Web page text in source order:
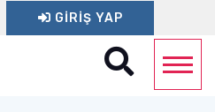
GIRIŞ YAP